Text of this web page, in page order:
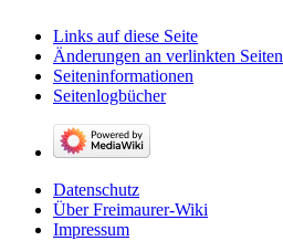
Links auf diese Seite
Änderungen an verlinkten Seiten
Seiten­­informationen
Seitenlogbücher
Datenschutz
Über Freimaurer-Wiki
Impressum